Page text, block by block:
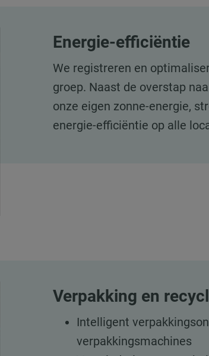
Energie-efficiëntie
We registreren en
groep. Naast de overstap
onze eigen zonne-energie,
energie-efficiëntie op alle
Verpakking en
Intelligent
verpakkingsmachines